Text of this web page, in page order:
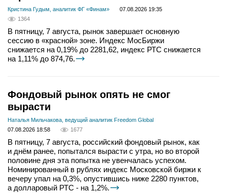
Кристина Гудым, аналитик ФГ «Финам»
07.08.2026 19:35
1364
В пятницу, 7 августа, рынок завершает основную
сессию в «красной» зоне. Индекс МосБиржи
снижается на 0,19% до 2281,62, индекс РТС снижается
на 1,11% до 874,76.
Фондовый рынок опять не смог
вырасти
Наталья Мильчакова, ведущий аналитик Freedom Global
07.08.2026 18:58
1677
В пятницу, 7 августа, российский фондовый рынок, как
и днём ранее, попытался вырасти с утра, но во второй
половине дня эта попытка не увенчалась успехом.
Номинированный в рублях индекс Московской биржи к
вечеру упал на 0,3%, опустившись ниже 2280 пунктов,
а долларовый РТС - на 1,2%.